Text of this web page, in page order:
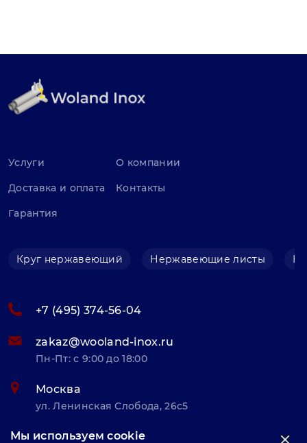
Услуги
Доставка и оплата
Гарантия
О компании
Контакты
Круг нержавеющий Нержавеющие листы
+7 (495) 374-56-04
zakaz@wooland-inox.ru
Пн-Пт: с 9:00 до 18:00
Москва
ул. Ленинская Слобода, 26с5
Мы используем cookie